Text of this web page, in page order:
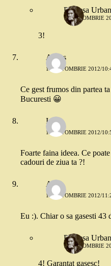
Printesa
18 OCTOMBRIE
3!
Amiss
17 OCTOMBRIE 2012/
Ce gest frumos din partea
Bucuresti 😀
Irina
17 OCTOMBRIE 2012/
Foarte faina ideea. Ce
cadouri de ziua ta ?!
Alex
17 OCTOMBRIE 2012/
Eu :). Chiar o sa gasesti 43
Printesa
18 OCTOMBRIE
4! Garantat gasesc!